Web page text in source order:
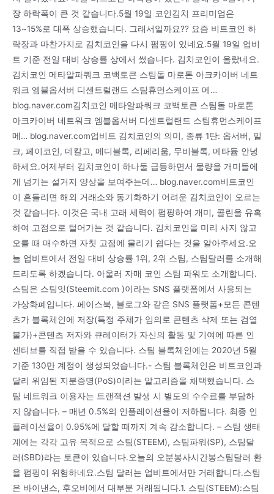
장 하락폭이 큰 것 같습니다.5월 19일 코인김치 프리미엄은
13~15%로 대폭 상승했습니다. 그래서일까요?? 요즘 비트코인 하
락장과 마찬가지로 김치코인을 다시 펌핑이 있네요.5월 19일 업비
트 기준 전일 대비 상승률 상에서 썼습니다. 김치코인이 올랐네요.
김치코인 메타알파쿼크 코백토큰 스팀돌 마로톤 아크카이버 네트
워크 엠블옵서버 디센트럴랜드 스팀휴먼스케이프 메…
blog.naver.com김치코인 메타알파쿼크 코백토큰 스팀돌 마로톤
아크카이버 네트워크 엠블옵서버 디센트럴랜드 스팀휴먼스케이프
메… blog.naver.com업비트 김치코인의 의미, 종류 1탄: 옵서버, 밀
크, 페이코인, 데칼고, 메디블록, 리페리움, 무비블록, 메타듐 안녕
하세요.어제부터 김치코인이 하나둘 급등하면서 물량을 개미들에
게 넘기는 설거지 양상을 보여주는데… blog.naver.com비트코인
이 흔들리면 해외 거래소와 동기화하기 어려운 김치코인이 오르는
것 같습니다. 이것은 국내 고래 세력이 펌핑하여 개미, 콜린을 유혹
하여 고점으로 털어가는 것 같습니다. 김치코인을 미리 사지 않고
오를 때 매수하면 자칫 고점에 물리기 쉽다는 것을 알아주세요.오
늘 업비트에서 전일 대비 상승률 1위, 2위 스팀, 스팀달러를 소개해
드리도록 하겠습니다. 아울러 자매 코인 스팀 파워도 소개합니다.
스팀은 스팀잇(Steemit.com )이라는 SNS 플랫폼에서 사용되는
가상화폐입니다. 페이스북, 블로그와 같은 SNS 플랫폼+모든 콘텐
츠가 블록체인에 저장(특정 주체가 임의로 콘텐츠 삭제 또는 검열
불가)+콘텐츠 저자와 큐레이터가 자신의 활동 및 기여에 따른 인
센티브를 직접 받을 수 있습니다. 스팀 블록체인에는 2020년 5월
기준 130만 계정이 생성되었습니다.- 스팀 블록체인은 비트코인과
달리 위임된 지분증명(PoS)이라는 알고리즘을 채택했습니다. 스
팀 네트워크 이용자는 트랜잭션 발생 시 별도의 수수료를 부담하
지 않습니다. – 매년 0.5%의 인플레이션율이 저하됩니다. 최종 인
플레이션율이 0.95%에 달할 때까지 계속 감소합니다. – 스팀 생태
계에는 각각 고유 목적으로 스팀(STEEM), 스팀파워(SP), 스팀달
러(SBD)라는 토큰이 있습니다.오늘의 오분봉사시간봉스팀달러 환
율 펌핑이 위험하네요.스팀 달러는 업비트에서만 거래합니다.스팀
은 바이낸스, 후오비에서 대부분 거래됩니다.1. 스팀(STEEM):스팀